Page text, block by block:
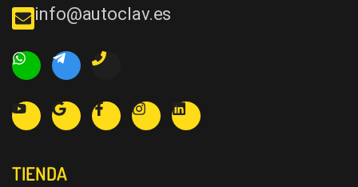
info@autoclav.es
TIENDA